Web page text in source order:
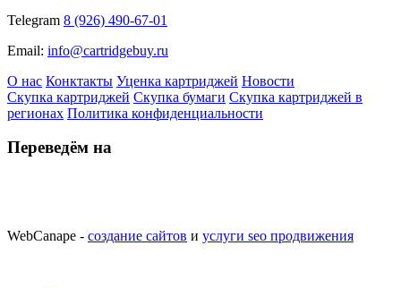
Telegram 8 (926) 490-67-01
Email: info@cartridgebuy.ru
О нас Конктакты Уценка картриджей Новости
Скупка картриджей Скупка бумаги Скупка картриджей в
регионах Политика конфиденциальности
Переведём на
WebCanape - создание сайтов и услуги seo продвижения